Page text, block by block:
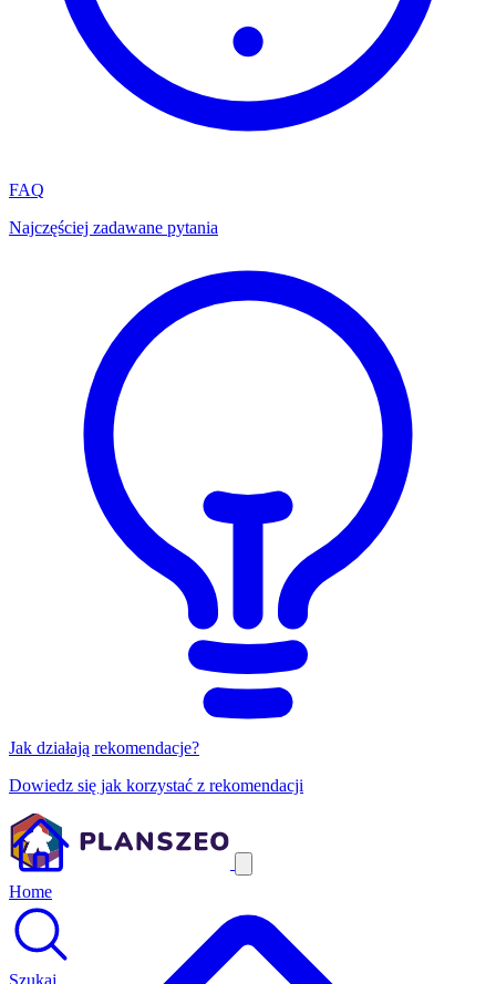
FAQ
Najczęściej zadawane pytania
Jak działają rekomendacje?
Dowiedz się jak korzystać z rekomendacji
Home
Szukaj